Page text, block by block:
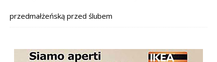
przedmałżeńską przed ślubem